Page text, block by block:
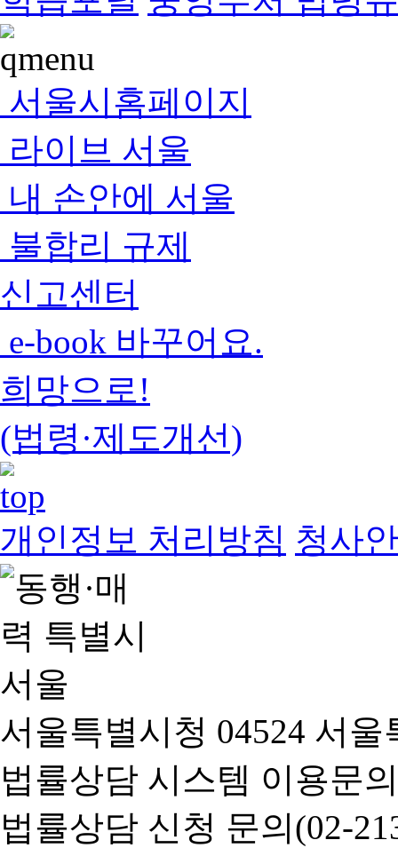
서울시홈페이지
라이브 서울
내 손안에 서울
불합리 규제
신고센터
e-book 바꾸어요.
희망으로!
(법령·제도개선)
개인정보 처리방침 청사
서울특별시청 04524 서
법률상담 시스템 이용문
법률상담 신청 문의(02-